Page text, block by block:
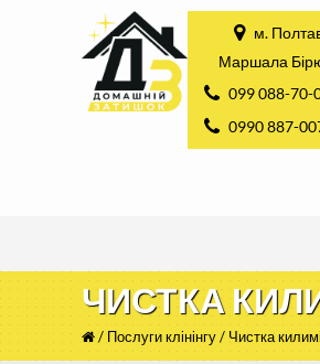
м.
Маршала
099 088-70-
0990 887-
ЧИСТКА
/Послуги клінінгу/ Чистка